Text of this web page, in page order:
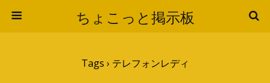
ちょこっと掲示板
Tags › テレフォンレディ